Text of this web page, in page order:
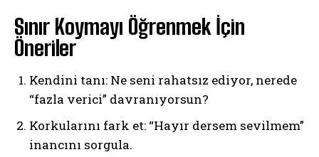
Sınır Koymayı Öğrenmek İçin
Öneriler
Kendini tanı: Ne seni rahatsız ediyor, nerede
“fazla verici” davranıyorsun?
Korkularını fark et: “Hayır dersem sevilmem”
inancını sorgula.